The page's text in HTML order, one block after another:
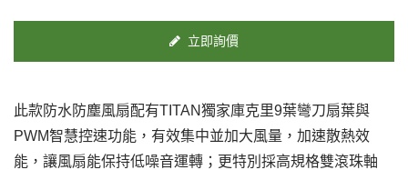
立即詢價
此款防水防塵風扇配有TITAN獨家庫克里9葉彎刀扇葉與
PWM智慧控速功能，有效集中並加大風量，加速散熱效
能，讓風扇能保持低噪音運轉；更特別採高規格雙滾珠軸